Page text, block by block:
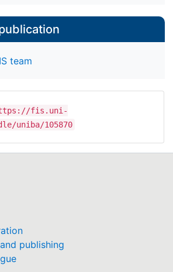
team
fis.uni-
uniba/105870
publishing